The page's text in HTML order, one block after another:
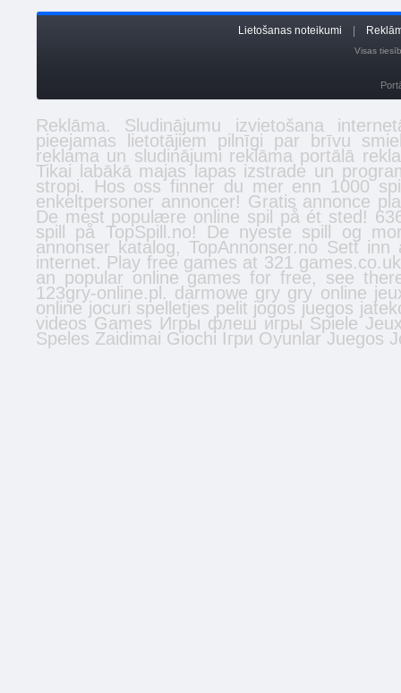
Lietošanas noteikumi
Visas
Reklāma. Sludinājumu izvietošana
pieejamas lietotājiem pilnīgi par brīvu
reklama un sludinājumi reklāma portālā
Tikai labākā majas lapas izstrade un
stropi. Hos oss finner du mer enn 1000
enkeltpersoner annoncer! Gratis annonce
De mest populære online spil på ét sted!
spill på TopSpill.no! De nyeste spill og
annonser katalog, TopAnnonser.no Sett
internet. Play free games at 321
an popular online games for free, see
123gry-online.pl. darmowe gry gry online
online jocuri spelletjes pelit jogos juegos
videos Games Игры флеш игры Spiele
Speles Zaidimai Giochi Ігри Oyunlar Juegos